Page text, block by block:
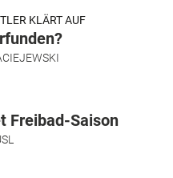
KLÄRT AUF
Freibad-Saison